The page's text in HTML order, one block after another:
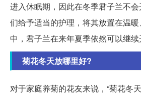
进入休眠期，因此在冬季君子兰不
们给予适当的护理，将其放置在温
中，君子兰在来年夏季依然可以继续
菊花冬天放哪里好?
对于家庭养菊的花友来说，“菊花冬